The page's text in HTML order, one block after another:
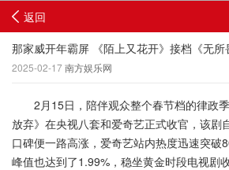
返回
那家威开年霸屏 《陌上又花开》接档《无所
2025-02-17南方娱乐网
2月15日，陪伴观众整个春节档的律政
放弃》在央视八套和爱奇艺正式收官，该剧
口碑便一路高涨，爱奇艺站内热度迅速突破
峰值也达到了1.99%，稳坐黄金时段电视剧